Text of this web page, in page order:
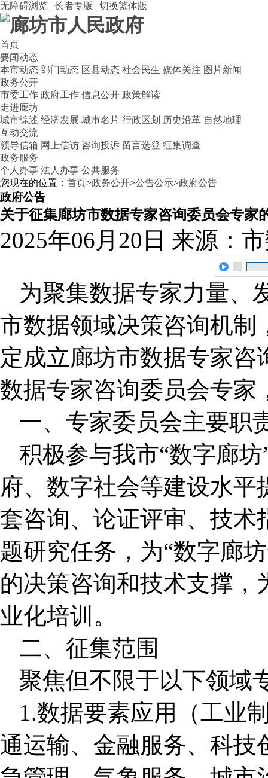
无障碍浏览 | 长者专版 | 切换繁体版
首页
要闻动态
本市动态 部门动态 区县动态 社会民生 媒体关注 图片新闻
政务公开
市委工作 政府工作 信息公开 政策解读
走进廊坊
城市综述 经济发展 城市名片 行政区划 历史沿革 自然地理
互动交流
领导信箱 网上信访 咨询投诉 留言选登 征集调查
政务服务
个人办事 法人办事 公共服务
您现在的位置： 首页>政务公开>公告公示>政府公告
政府公告
关于征集廊坊市数据专家咨询委员会专家
2025年06月20日 来源：
为聚集数据专家力量、
市数据领域决策咨询机制
定成立廊坊市数据专家
数据专家咨询委员会专家
一、专家委员会主要职
积极参与我市“数字廊
府、数字社会等建设水
套咨询、论证评审、技术
题研究任务，为“数字廊
的决策咨询和技术支撑
业化培训。
二、征集范围
聚焦但不限于以下领域
1.数据要素应用（工业
通运输、金融服务、科技